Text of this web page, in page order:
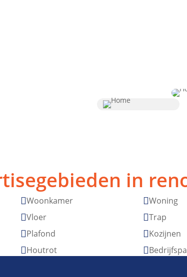
in
Woonkamer Woning
Vloer Trap
Plafond Kozijnen
Houtrot 